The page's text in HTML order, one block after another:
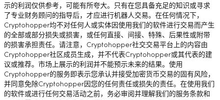
示的利润仅供参考，可能有所夸大。只有在您具备充足的知识或寻求
了专业财务顾问的指导后，才应进行机器人交易。在任何情况下，
Cryptohopper均不对任何人或实体因使用我们的软件进行交易而产生
的全部或部分损失或损害，或任何直接、间接、特殊、后果性或附带
的损害承担责任。请注意，Cryptohopper社交交易平台上的内容由
Cryptohopper社区成员生成，并不代表Cryptohopper或其代表的建
议或推荐。市场上展示的利润并不能预示未来的结果。使用
Cryptohopper的服务即表示您承认并接受加密货币交易的固有风险，
并同意免除Cryptohopper因您的任何责任或损失的责任。在使用我们
的软件或进行任何交易活动之前，务必审阅并理解我们的服务条款和